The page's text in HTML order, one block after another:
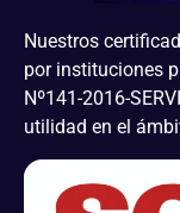
Nuestros
por instituciones
Nº141-2016-
utilidad en el